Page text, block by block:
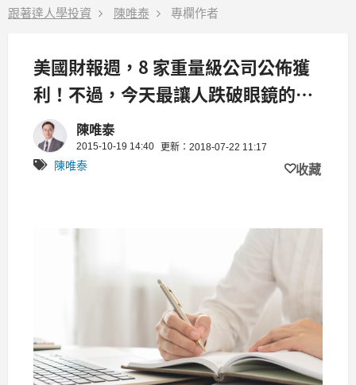
跟著達人學投資 陳唯泰 專欄作者
美國財報週，8 家重量級公司公佈獲
利！不過，今天最讓人跌破眼鏡的是
這 1 家...
陳唯泰
2015-10-19 14:40 更新：2018-07-22 11:17
陳唯泰 收藏